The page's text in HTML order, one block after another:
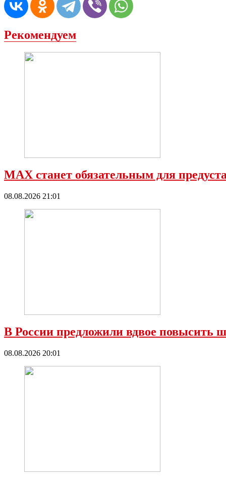
Рекомендуем
МАХ станет обязательным для
08.08.2026 21:01
В России предложили вдвое повысить
08.08.2026 20:01